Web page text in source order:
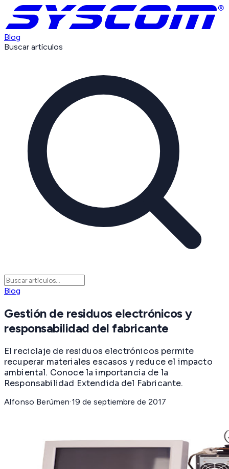
Blog
Buscar artículos
Blog
Gestión de residuos electrónicos y
responsabilidad del fabricante
El reciclaje de residuos electrónicos permite
recuperar materiales escasos y reduce el impacto
ambiental. Conoce la importancia de la
Responsabilidad Extendida del Fabricante.
Alfonso Berúmen·19 de septiembre de 2017